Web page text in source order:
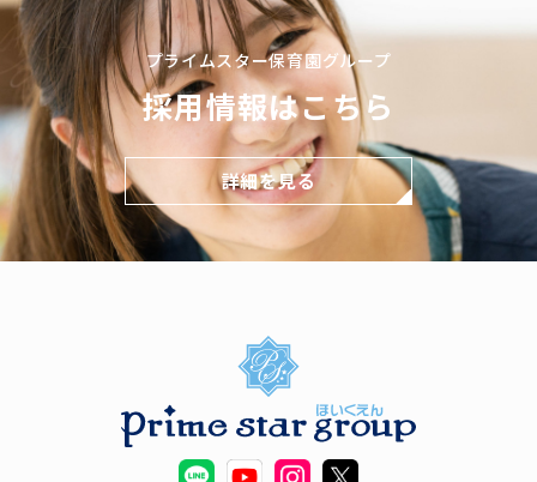
プライムスター保育園グループ
採用情報はこちら
詳細を見る